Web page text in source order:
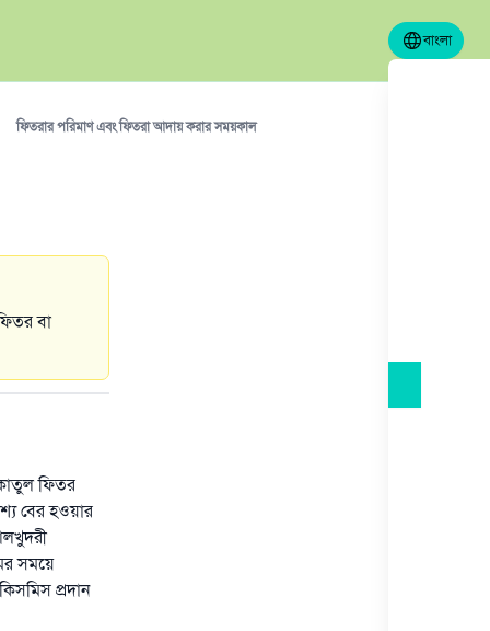
বাংলা
ফিতরার পরিমাণ এবং ফিতরা আদায় করার সময়কাল
বা
ফিতর
বের হওয়ার
সময়ে
প্রদান